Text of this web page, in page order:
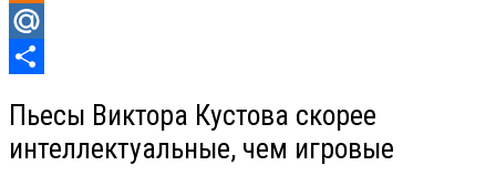
Odnoklassniki
Mail.Ru
Пьесы Виктора Кустова скорее
интеллектуальные, чем игровые